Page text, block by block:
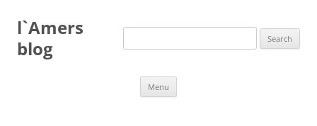
content
l`Amers
blog
Search
Menu